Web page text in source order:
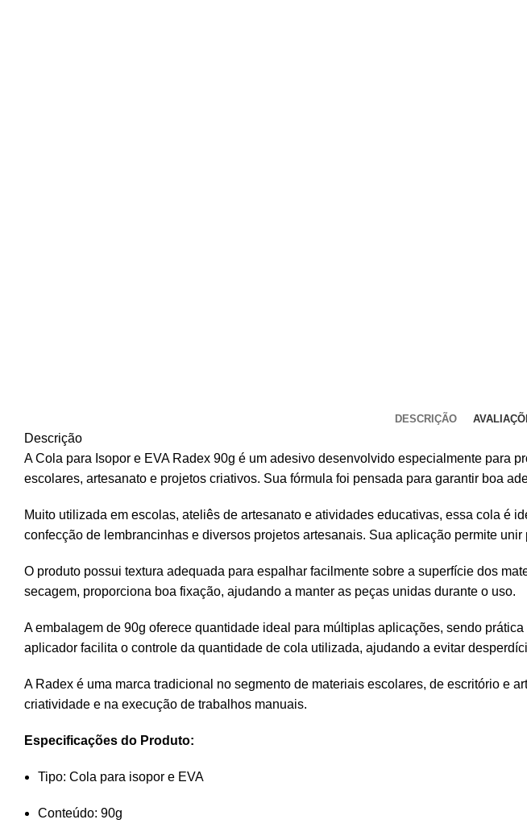
DESCRIÇÃO
Descrição
A Cola para Isopor e EVA Radex 90g é um adesivo desenvolvido especialmente para
escolares, artesanato e projetos criativos. Sua fórmula foi pensada para garantir boa
Muito utilizada em escolas, ateliês de artesanato e atividades educativas, essa cola é
confecção de lembrancinhas e diversos projetos artesanais. Sua aplicação permite
O produto possui textura adequada para espalhar facilmente sobre a superfície dos
secagem, proporciona boa fixação, ajudando a manter as peças unidas durante o uso.
A embalagem de 90g oferece quantidade ideal para múltiplas aplicações, sendo
aplicador facilita o controle da quantidade de cola utilizada, ajudando a evitar
A Radex é uma marca tradicional no segmento de materiais escolares, de escritório e
criatividade e na execução de trabalhos manuais.
Especificações do Produto:
Tipo: Cola para isopor e EVA
Conteúdo: 90g